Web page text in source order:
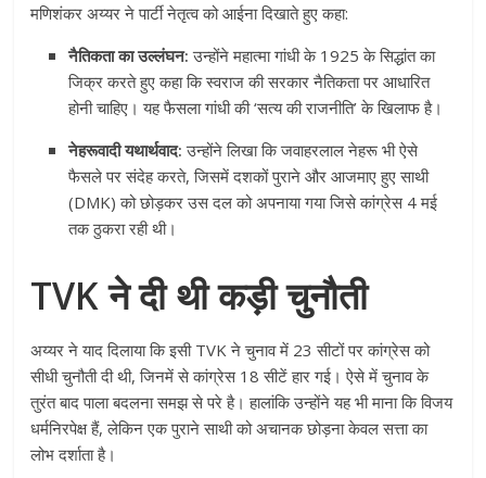
मणिशंकर अय्यर ने पार्टी नेतृत्व को आईना दिखाते हुए कहा:
नैतिकता का उल्लंघन: उन्होंने महात्मा गांधी के 1925 के सिद्धांत का
जिक्र करते हुए कहा कि स्वराज की सरकार नैतिकता पर आधारित
होनी चाहिए। यह फैसला गांधी की ‘सत्य की राजनीति’ के खिलाफ है।
नेहरूवादी यथार्थवाद: उन्होंने लिखा कि जवाहरलाल नेहरू भी ऐसे
फैसले पर संदेह करते, जिसमें दशकों पुराने और आजमाए हुए साथी
(DMK) को छोड़कर उस दल को अपनाया गया जिसे कांग्रेस 4 मई
तक ठुकरा रही थी।
TVK ने दी थी कड़ी चुनौती
अय्यर ने याद दिलाया कि इसी TVK ने चुनाव में 23 सीटों पर कांग्रेस को
सीधी चुनौती दी थी, जिनमें से कांग्रेस 18 सीटें हार गई। ऐसे में चुनाव के
तुरंत बाद पाला बदलना समझ से परे है। हालांकि उन्होंने यह भी माना कि विजय
धर्मनिरपेक्ष हैं, लेकिन एक पुराने साथी को अचानक छोड़ना केवल सत्ता का
लोभ दर्शाता है।